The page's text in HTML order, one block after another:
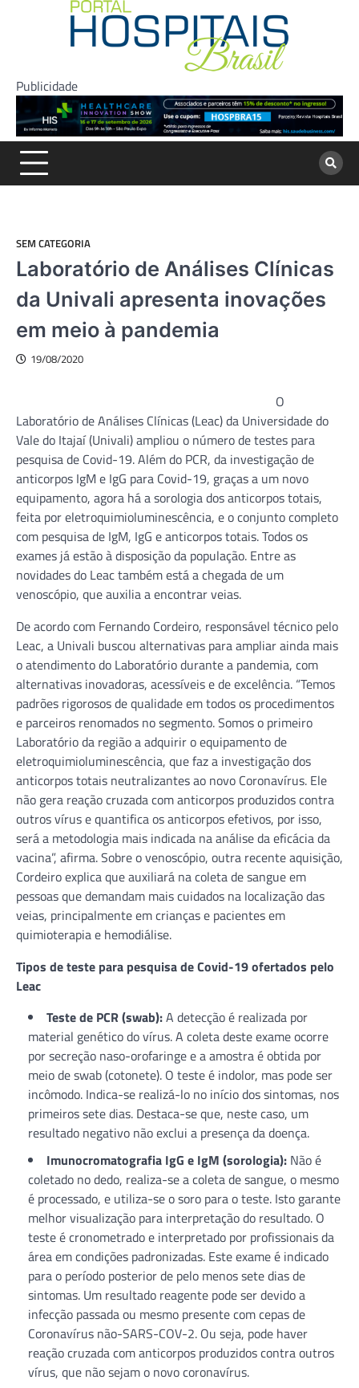
Publicidade
SEM CATEGORIA
Laboratório de Análises Clínicas
da Univali apresenta inovações
em meio à pandemia
19/08/2020
O
Laboratório de Análises Clínicas (Leac) da Universidade do
Vale do Itajaí (Univali) ampliou o número de testes para
pesquisa de Covid-19. Além do PCR, da investigação de
anticorpos IgM e IgG para Covid-19, graças a um novo
equipamento, agora há a sorologia dos anticorpos totais,
feita por eletroquimioluminescência, e o conjunto completo
com pesquisa de IgM, IgG e anticorpos totais. Todos os
exames já estão à disposição da população. Entre as
novidades do Leac também está a chegada de um
venoscópio, que auxilia a encontrar veias.
De acordo com Fernando Cordeiro, responsável técnico pelo
Leac, a Univali buscou alternativas para ampliar ainda mais
o atendimento do Laboratório durante a pandemia, com
alternativas inovadoras, acessíveis e de excelência. “Temos
padrões rigorosos de qualidade em todos os procedimentos
e parceiros renomados no segmento. Somos o primeiro
Laboratório da região a adquirir o equipamento de
eletroquimioluminescência, que faz a investigação dos
anticorpos totais neutralizantes ao novo Coronavírus. Ele
não gera reação cruzada com anticorpos produzidos contra
outros vírus e quantifica os anticorpos efetivos, por isso,
será a metodologia mais indicada na análise da eficácia da
vacina”, afirma. Sobre o venoscópio, outra recente aquisição,
Cordeiro explica que auxiliará na coleta de sangue em
pessoas que demandam mais cuidados na localização das
veias, principalmente em crianças e pacientes em
quimioterapia e hemodiálise.
Tipos de teste para pesquisa de Covid-19 ofertados pelo
Leac
Teste de PCR (swab):A detecção é realizada por
material genético do vírus. A coleta deste exame ocorre
por secreção naso-orofaringe e a amostra é obtida por
meio de swab (cotonete). O teste é indolor, mas pode ser
incômodo. Indica-se realizá-lo no início dos sintomas, nos
primeiros sete dias. Destaca-se que, neste caso, um
resultado negativo não exclui a presença da doença.
Imunocromatografia IgG e IgM (sorologia): Não é
coletado no dedo, realiza-se a coleta de sangue, o mesmo
é processado, e utiliza-se o soro para o teste. Isto garante
melhor visualização para interpretação do resultado. O
teste é cronometrado e interpretado por profissionais da
área em condições padronizadas. Este exame é indicado
para o período posterior de pelo menos sete dias de
sintomas. Um resultado reagente pode ser devido a
infecção passada ou mesmo presente com cepas de
Coronavírus não-SARS-COV-2. Ou seja, pode haver
reação cruzada com anticorpos produzidos contra outros
vírus, que não sejam o novo coronavírus.